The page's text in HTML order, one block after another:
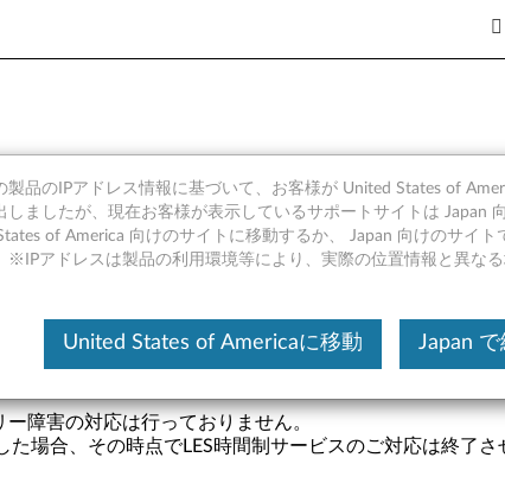
提供される修理サービスです。（保守廃止マシン、
理に必要な費用のすべてが請求の対象となります。
のお時間帯で対応できない場合がございます。
サポート契約で行うため、ソフトウェアのサポート契
よりお求めいただくことは可能です。
必要がございます。ご提供も行っておりません。
障害の対応は行っておりません。
場合、その時点でLES時間制サービスのご対応は終了さ
製品のIPアドレス情報に基づいて、お客様が United States of
しましたが、現在お客様が表示しているサポートサイトは Japan
of America 向けのサイトに移動するか、 Japan 向けのサイト
※IPアドレスは製品の利用環境等により、実際の位置情報と異なる
United States of Americaに移動 Japan